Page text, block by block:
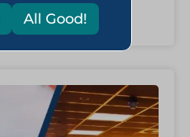
All Good!